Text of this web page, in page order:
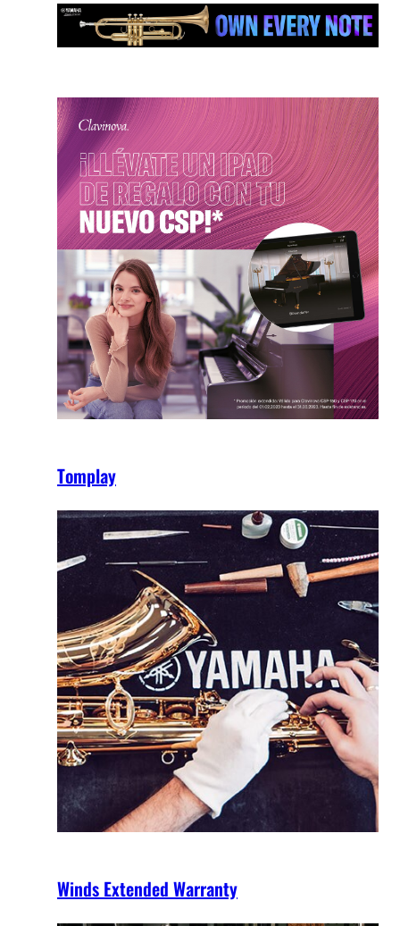
Tomplay
Winds Extended Warranty